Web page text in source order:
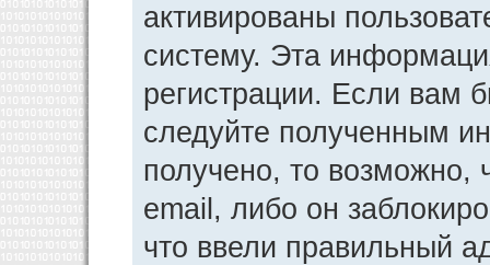
активированы
систему. Эта
регистрации. Если вам
следуйте полученным
получено, то возможно,
email, либо он
что ввели правильный